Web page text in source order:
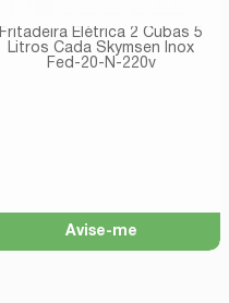
Fritadeira Elétrica 2 Cubas 5
Litros Cada Skymsen Inox
Fed-20-N-220v
Avise-me